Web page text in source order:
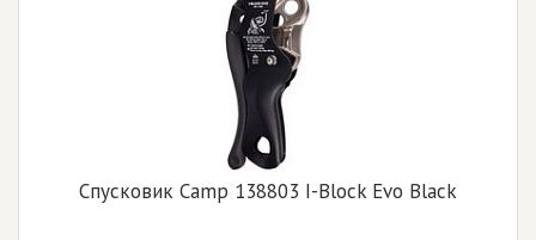
Спусковик Camp 138803 I-Block Evo Black